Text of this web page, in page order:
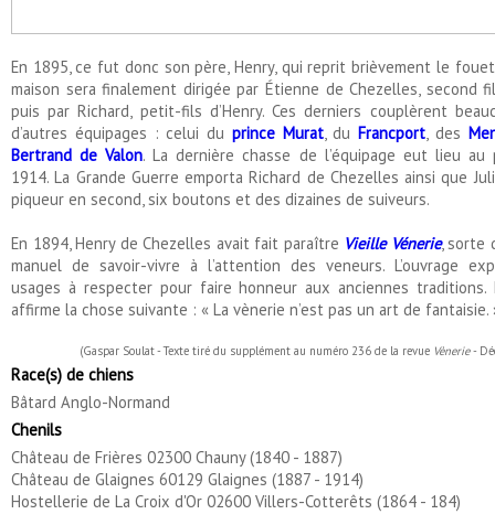
En 1895, ce fut donc son père, Henry, qui reprit brièvement le
maison sera finalement dirigée par Étienne de Chezelles, second
puis par Richard, petit-fils d’Henry. Ces derniers couplèrent
d’autres équipages : celui du prince Murat, du Francport, des
Bertrand de Valon. La dernière chasse de l’équipage eut lieu au
1914. La Grande Guerre emporta Richard de Chezelles ainsi que
piqueur en second, six boutons et des dizaines de suiveurs.
En 1894, Henry de Chezelles avait fait paraître Vieille Vénerie, sorte
manuel de savoir-vivre à l’attention des veneurs. L’ouvrage
usages à respecter pour faire honneur aux anciennes traditions.
affirme la chose suivante : « La vènerie n’est pas un art de fantaisie.
(Gaspar Soulat - Texte tiré du supplément au numéro 236 de la revue Vènerie-
Race(s) de chiens
Bâtard Anglo-Normand
Chenils
Château de Frières 02300 Chauny (1840 - 1887)
Château de Glaignes 60129 Glaignes (1887 - 1914)
Hostellerie de La Croix d'Or 02600 Villers-Cotterêts (1864 - 184)